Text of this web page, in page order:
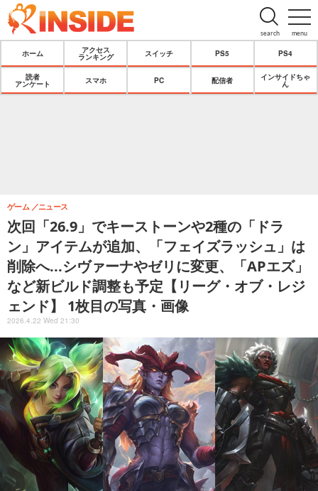
menu
search
ホーム
アクセス
ランキング
スイッチ PS5 PS4
読者
アンケート
スマホ PC 配信者
インサイドちゃ
ん
次回「26.9」でキーストーンや2種の「ドラ
ン」アイテムが追加、「フェイズラッシュ」は
削除へ...シヴァーナやゼリに変更、「APエズ」
など新ビルド調整も予定【リーグ・オブ・レジ
ェンド】 1枚目の写真・画像
ゲーム ニュース
2026.4.22 Wed 21:30